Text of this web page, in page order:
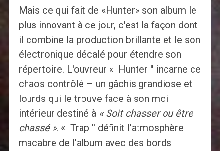
Mais ce qui fait de «Hunter» son album le
plus innovant à ce jour, c'est la façon dont
il combine la production brillante et le son
électronique décalé pour étendre son
répertoire. L'ouvreur « Hunter '' incarne ce
chaos contrôlé – un gâchis grandiose et
lourds qui le trouve face à son moi
intérieur destiné à « Soit chasser ou être
chassé ». « Trap '' définit l'atmosphère
macabre de l'album avec des bords